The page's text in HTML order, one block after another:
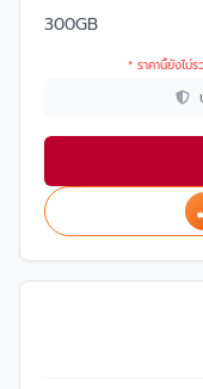
300GB
* ราคานี้ยังไม่